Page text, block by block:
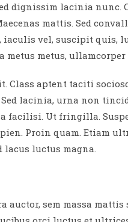
dignissim lacinia nunc.
mattis. Sed
vel, suscipit quis,
metus,
Class aptent taciti
Sed lacinia, urna non
facilisi. Ut fringilla.
Proin quam. Etiam
lacus luctus magna.
auctor, sem massa